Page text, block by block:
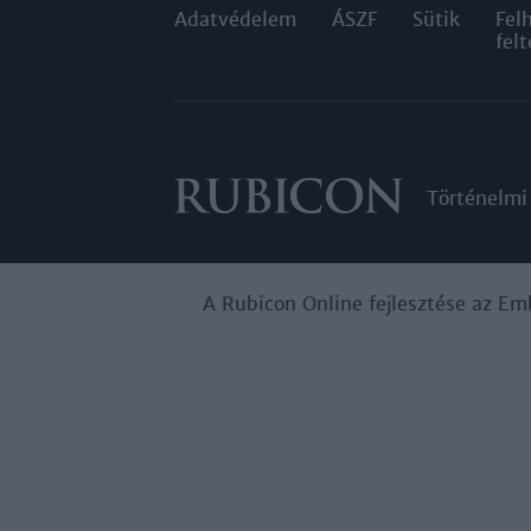
Adatvédelem ÁSZF Sütik
A Rubicon Online fejlesztése az